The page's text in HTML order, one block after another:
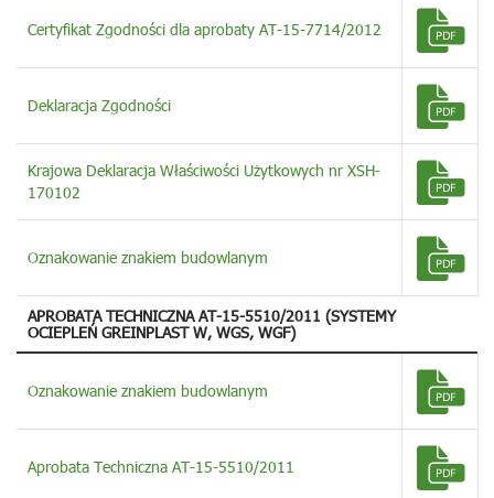
Certyfikat Zgodności dla aprobaty AT-15-7714/2012
Deklaracja Zgodności
Krajowa Deklaracja Właściwości Użytkowych nr XSH-
170102
Oznakowanie znakiem budowlanym
APROBATA TECHNICZNA AT-15-5510/2011 (SYSTEMY
OCIEPLEŃ GREINPLAST W, WGS, WGF)
Oznakowanie znakiem budowlanym
Aprobata Techniczna AT-15-5510/2011